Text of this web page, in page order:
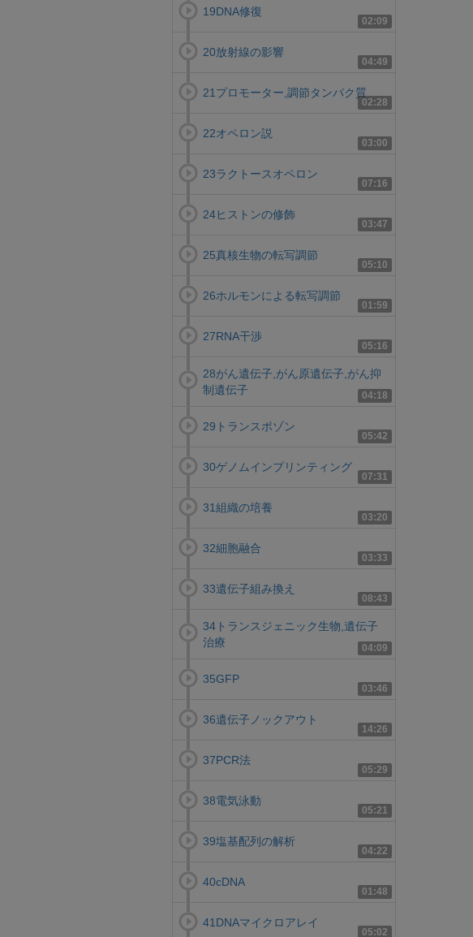
02:09
19DNA修復
04:49
20放射線の影響
02:28
21プロモーター,調節タンパク質
03:00
22オペロン説
07:16
23ラクトースオペロン
03:47
24ヒストンの修飾
05:10
25真核生物の転写調節
01:59
26ホルモンによる転写調節
05:16
27RNA干渉
04:18
28がん遺伝子,がん原遺伝子,がん抑
制遺伝子
05:42
29トランスポゾン
07:31
30ゲノムインプリンティング
03:20
31組織の培養
03:33
32細胞融合
08:43
33遺伝子組み換え
04:09
34トランスジェニック生物,遺伝子
治療
03:46
35GFP
14:26
36遺伝子ノックアウト
05:29
37PCR法
05:21
38電気泳動
04:22
39塩基配列の解析
01:48
40cDNA
05:02
41DNAマイクロアレイ